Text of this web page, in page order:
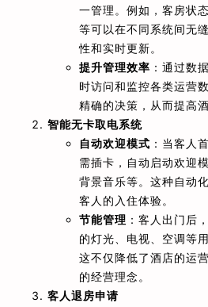
一管理。例如，客房状
等可以在不同系统间无
性和实时更新。
提升管理效率 ：通过数
时访问和监控各类运营
精确的决策，从而提高
智能无卡取电系统
自动欢迎模式 ：当客人
需插卡，自动启动欢迎
背景音乐等。这种自动
客人的入住体验。
节能管理 ：客人出门后
的灯光、电视、空调等
这不仅降低了酒店的运
的经营理念。
客人退房申请